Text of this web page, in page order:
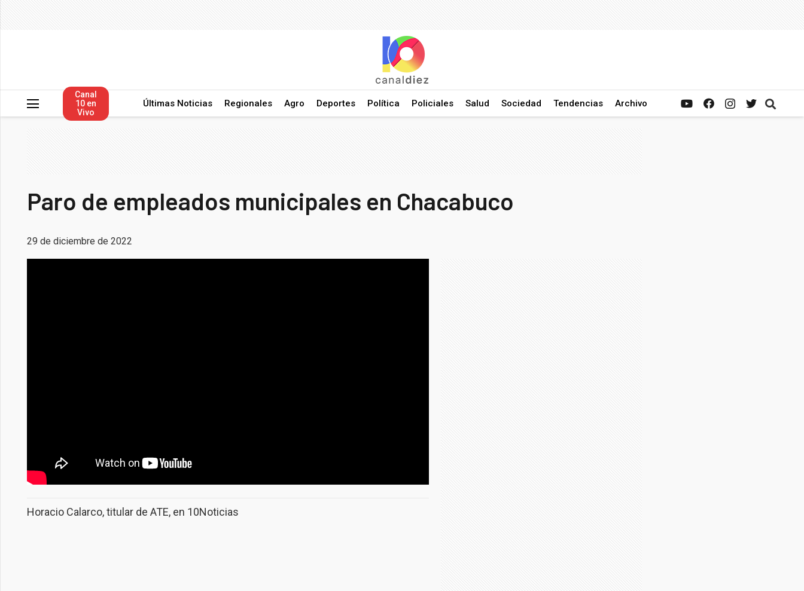
Canal
10 en
Vivo
Últimas Noticias Regionales Agro Deportes Política Policiales Salud Sociedad Tendencias Archivo
Paro de empleados municipales en Chacabuco
29 de diciembre de 2022
Horacio Calarco, titular de ATE, en 10Noticias